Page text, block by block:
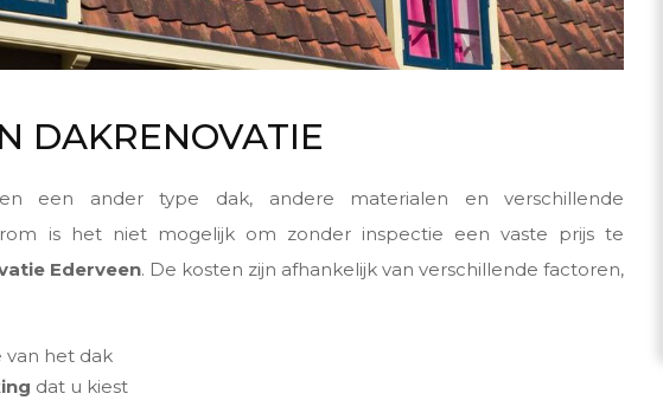
DAKRENOVATIE
een ander type dak, andere materialen en verschillende
is het niet mogelijk om zonder inspectie een vaste prijs te
Ederveen. De kosten zijn afhankelijk van verschillende factoren,
het dak
dat u kiest